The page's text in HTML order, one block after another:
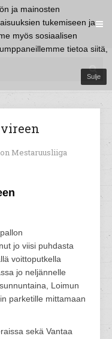
ja mainosten
tukemiseen ja
myös sosiaalisen
tietoa siitä,
Sulje
Mestaruusliiga
jo viisi puhdasta
voittoputkella
jo neljännelle
Loimun
parketille mittamaan
sekä Vantaa